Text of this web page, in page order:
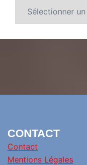
CONTACT
Contact
Mentions Légales